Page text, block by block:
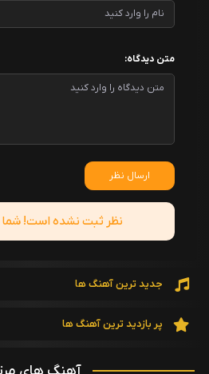
متن دیدگاه:
ارسال نظر
نظر ثبت نشده است! شما
جدید ترین آهنگ ها
پر بازدید ترین آهنگ ها